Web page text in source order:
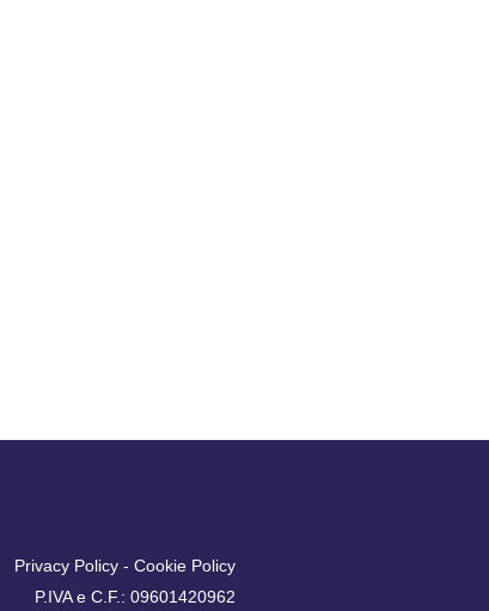
Privacy Policy - Cookie Policy
P.IVA e C.F.: 09601420962